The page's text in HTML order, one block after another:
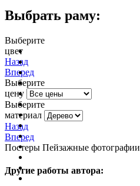
Выбрать раму:
Выберите
цвет
Назад
Вперед
Выберите
цену
Выберите
материал
Назад
Вперед
Постеры Пейзажные фотографии
Другие работы автора: